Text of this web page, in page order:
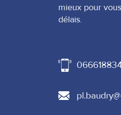
mieux pour
délais.